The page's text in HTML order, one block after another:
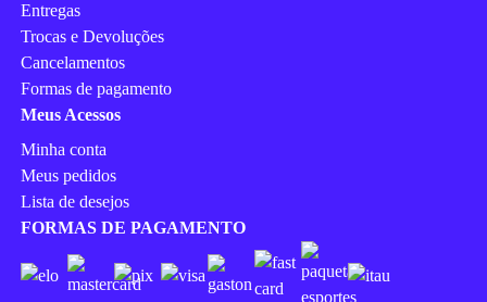
Entregas
Trocas e Devoluções
Cancelamentos
Formas de pagamento
Meus Acessos
Minha conta
Meus pedidos
Lista de desejos
FORMAS DE PAGAMENTO